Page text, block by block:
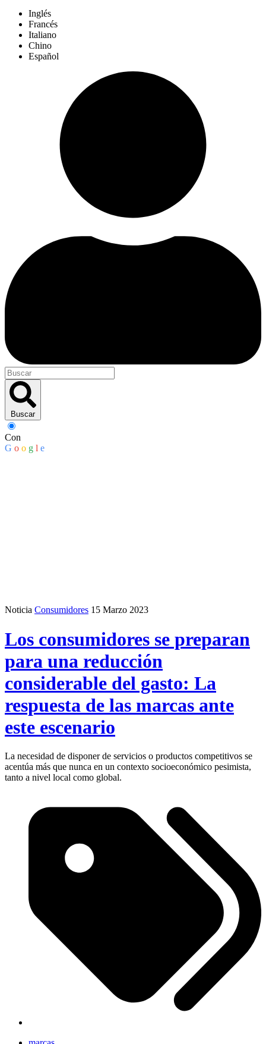
Inglés
Francés
Italiano
Chino
Español
Buscar
Con
G o o g l e
Noticia Consumidores 15 Marzo 2023
Los consumidores se preparan
para una reducción
considerable del gasto: La
respuesta de las marcas ante
este escenario
La necesidad de disponer de servicios o productos competitivos se
acentúa más que nunca en un contexto socioeconómico pesimista,
tanto a nivel local como global.